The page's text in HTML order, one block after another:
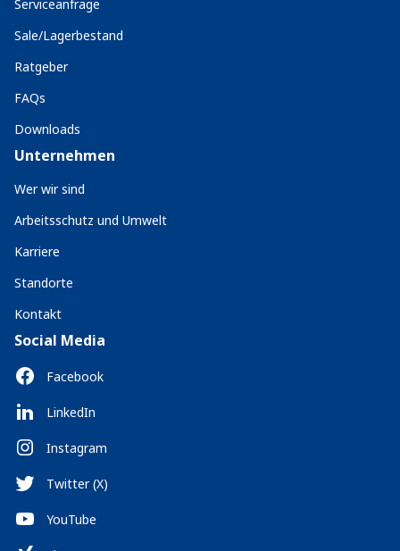
Serviceanfrage
Sale/Lagerbestand
Ratgeber
FAQs
Downloads
Unternehmen
Wer wir sind
Arbeitsschutz und Umwelt
Karriere
Standorte
Kontakt
Social Media
Facebook
LinkedIn
Instagram
Twitter (X)
YouTube